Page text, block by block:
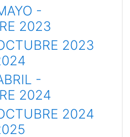
-
2023
2023
-
2024
2024